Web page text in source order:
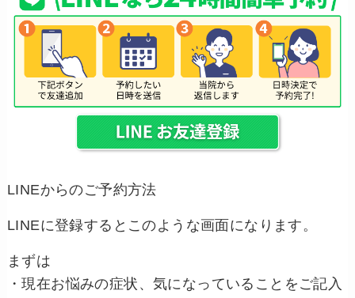
LINEからのご予約方法
LINEに登録するとこのような画面になります。
まずは
・現在お悩みの症状、気になっていることをご記入